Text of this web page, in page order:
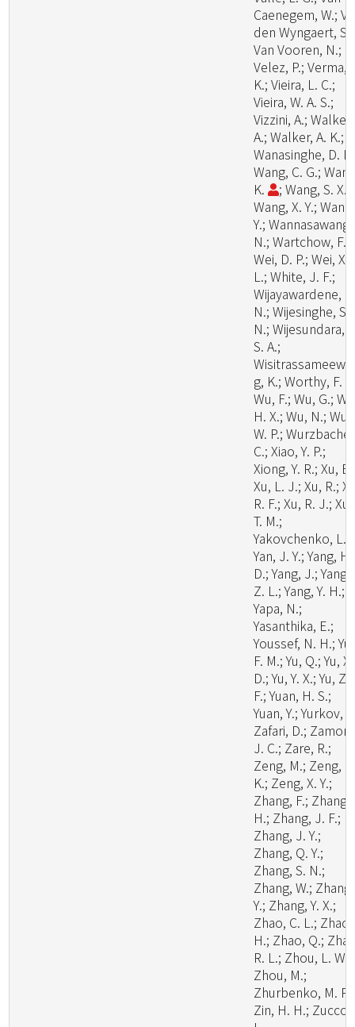
Caenegem, W.;
den Wyngaert, S.;
Van Vooren, N.;
Velez, P.; Verma,
K.; Vieira, L. C.;
Vieira, W. A. S.;
Vizzini, A.; Walker,
A.; Walker, A. K.;
Wanasinghe, D.
Wang, C. G.;
K.
; Wang, S. X.;
Wang, X. Y.; Wang,
Y.; Wannasawang,
N.; Wartchow, F.;
Wei, D. P.; Wei, X.
L.; White, J. F.;
Wijayawardene,
N.; Wijesinghe, S.
N.; Wijesundara,
S. A.;
g, K.; Worthy, F.
Wu, F.; Wu, G.;
H. X.; Wu, N.; Wu,
W. P.;
C.; Xiao, Y. P.;
Xiong, Y. R.; Xu,
Xu, L. J.; Xu, R.;
R. F.; Xu, R. J.; Xu,
T. M.;
Yakovchenko, L.;
Yan, J. Y.; Yang, H.
D.; Yang, J.; Yang,
Z. L.; Yang, Y. H.;
Yapa, N.;
Yasanthika, E.;
Youssef, N. H.; Yu,
F. M.; Yu, Q.; Yu, X.
D.; Yu, Y. X.; Yu, Z.
F.; Yuan, H. S.;
Yuan, Y.; Yurkov,
Zafari, D.;
J. C.; Zare, R.;
Zeng, M.; Zeng,
K.; Zeng, X. Y.;
Zhang, F.; Zhang,
H.; Zhang, J. F.;
Zhang, J. Y.;
Zhang, Q. Y.;
Zhang, S. N.;
Zhang, W.; Zhang,
Y.; Zhang, Y. X.;
Zhao, C. L.; Zhao,
H.; Zhao, Q.;
R. L.; Zhou, L. W.;
Zhou, M.;
Zhurbenko, M. P.;
Zin, H. H.;